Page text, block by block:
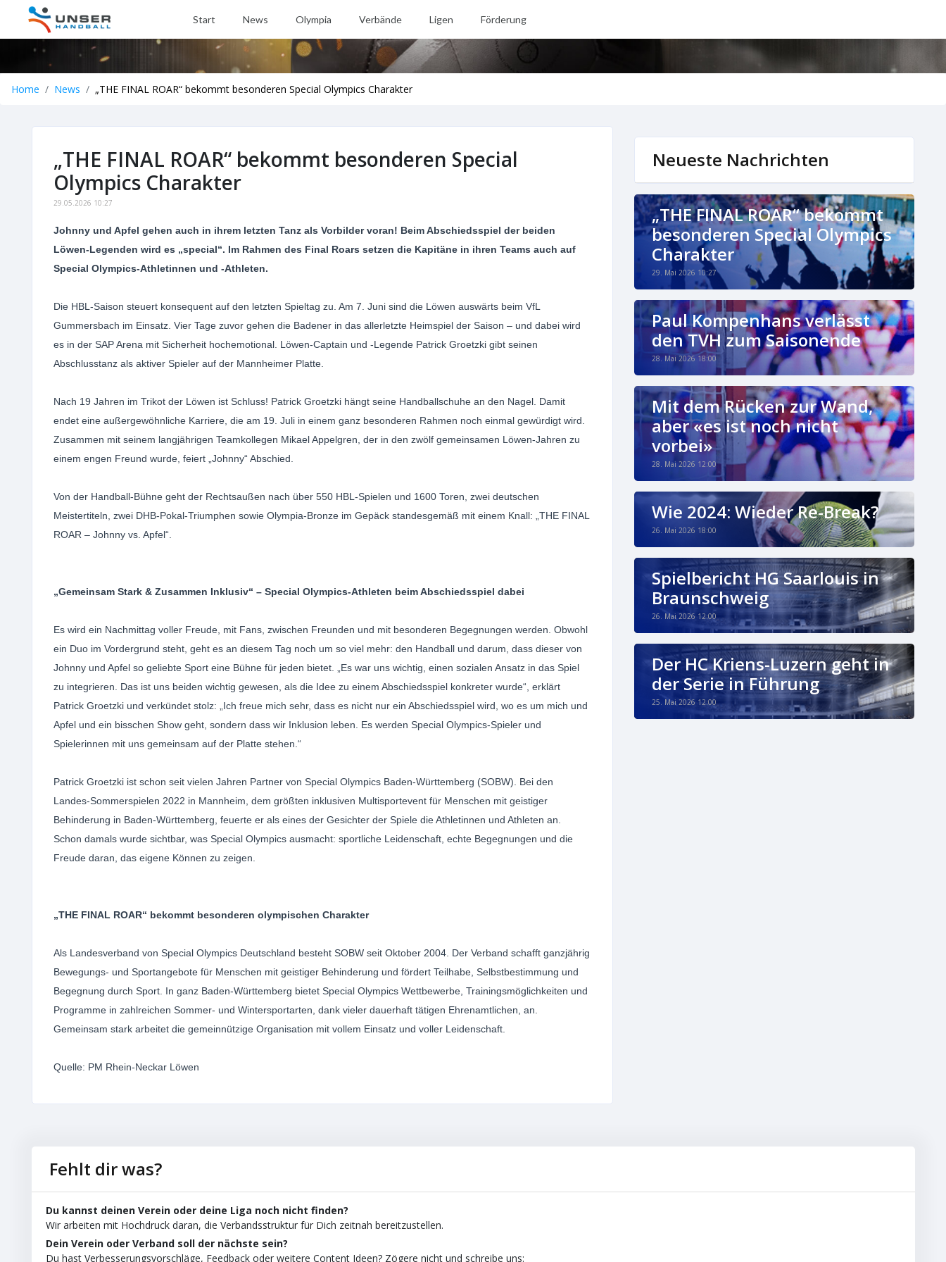
Start News Olympia Verbände Ligen Förderung
Home News „THE FINAL ROAR“ bekommt besonderen Special Olympics Charakter
„THE FINAL ROAR“ bekommt besonderen Special
Olympics Charakter
29.05.2026 10:27
Johnny und Apfel gehen auch in ihrem letzten Tanz als Vorbilder voran! Beim Abschiedsspiel der beiden
Löwen-Legenden wird es „special“. Im Rahmen des Final Roars setzen die Kapitäne in ihren Teams auch auf
Special Olympics-Athletinnen und -Athleten.
Die HBL-Saison steuert konsequent auf den letzten Spieltag zu. Am 7. Juni sind die Löwen auswärts beim VfL
Gummersbach im Einsatz. Vier Tage zuvor gehen die Badener in das allerletzte Heimspiel der Saison – und dabei wird
es in der SAP Arena mit Sicherheit hochemotional. Löwen-Captain und -Legende Patrick Groetzki gibt seinen
Abschlusstanz als aktiver Spieler auf der Mannheimer Platte.
Nach 19 Jahren im Trikot der Löwen ist Schluss! Patrick Groetzki hängt seine Handballschuhe an den Nagel. Damit
endet eine außergewöhnliche Karriere, die am 19. Juli in einem ganz besonderen Rahmen noch einmal gewürdigt wird.
Zusammen mit seinem langjährigen Teamkollegen Mikael Appelgren, der in den zwölf gemeinsamen Löwen-Jahren zu
einem engen Freund wurde, feiert „Johnny“ Abschied.
Von der Handball-Bühne geht der Rechtsaußen nach über 550 HBL-Spielen und 1600 Toren, zwei deutschen
Meistertiteln, zwei DHB-Pokal-Triumphen sowie Olympia-Bronze im Gepäck standesgemäß mit einem Knall: „THE FINAL
ROAR – Johnny vs. Apfel“.
„Gemeinsam Stark & Zusammen Inklusiv“ – Special Olympics-Athleten beim Abschiedsspiel dabei
Es wird ein Nachmittag voller Freude, mit Fans, zwischen Freunden und mit besonderen Begegnungen werden. Obwohl
ein Duo im Vordergrund steht, geht es an diesem Tag noch um so viel mehr: den Handball und darum, dass dieser von
Johnny und Apfel so geliebte Sport eine Bühne für jeden bietet. „Es war uns wichtig, einen sozialen Ansatz in das Spiel
zu integrieren. Das ist uns beiden wichtig gewesen, als die Idee zu einem Abschiedsspiel konkreter wurde“, erklärt
Patrick Groetzki und verkündet stolz: „Ich freue mich sehr, dass es nicht nur ein Abschiedsspiel wird, wo es um mich und
Apfel und ein bisschen Show geht, sondern dass wir Inklusion leben. Es werden Special Olympics-Spieler und
Spielerinnen mit uns gemeinsam auf der Platte stehen.“
Patrick Groetzki ist schon seit vielen Jahren Partner von Special Olympics Baden-Württemberg (SOBW). Bei den
Landes-Sommerspielen 2022 in Mannheim, dem größten inklusiven Multisportevent für Menschen mit geistiger
Behinderung in Baden-Württemberg, feuerte er als eines der Gesichter der Spiele die Athletinnen und Athleten an.
Schon damals wurde sichtbar, was Special Olympics ausmacht: sportliche Leidenschaft, echte Begegnungen und die
Freude daran, das eigene Können zu zeigen.
„THE FINAL ROAR“ bekommt besonderen olympischen Charakter
Als Landesverband von Special Olympics Deutschland besteht SOBW seit Oktober 2004. Der Verband schafft ganzjährig
Bewegungs- und Sportangebote für Menschen mit geistiger Behinderung und fördert Teilhabe, Selbstbestimmung und
Begegnung durch Sport. In ganz Baden-Württemberg bietet Special Olympics Wettbewerbe, Trainingsmöglichkeiten und
Programme in zahlreichen Sommer- und Wintersportarten, dank vieler dauerhaft tätigen Ehrenamtlichen, an.
Gemeinsam stark arbeitet die gemeinnützige Organisation mit vollem Einsatz und voller Leidenschaft.
Quelle: PM Rhein-Neckar Löwen
Neueste Nachrichten
„THE FINAL ROAR“ bekommt
besonderen Special Olympics
Charakter
29. Mai 2026 10:27
Paul Kompenhans verlässt
den TVH zum Saisonende
28. Mai 2026 18:00
Mit dem Rücken zur Wand,
aber «es ist noch nicht
vorbei»
28. Mai 2026 12:00
Wie 2024: Wieder Re-Break?
26. Mai 2026 18:00
Spielbericht HG Saarlouis in
Braunschweig
26. Mai 2026 12:00
Der HC Kriens-Luzern geht in
der Serie in Führung
25. Mai 2026 12:00
Fehlt dir was?
Du kannst deinen Verein oder deine Liga noch nicht finden?
Wir arbeiten mit Hochdruck daran, die Verbandsstruktur für Dich zeitnah bereitzustellen.
Dein Verein oder Verband soll der nächste sein?
Du hast Verbesserungsvorschläge, Feedback oder weitere Content Ideen? Zögere nicht und schreibe uns: